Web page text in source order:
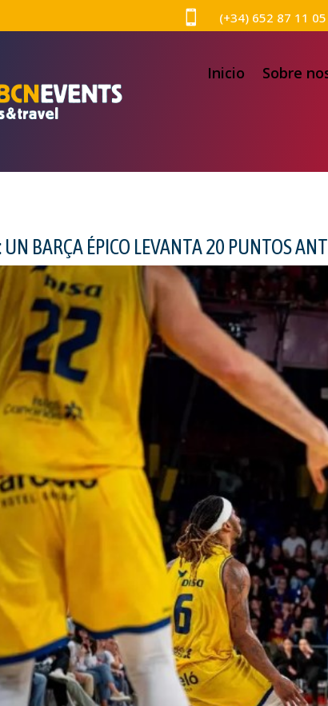
 (+34) 652 87 11 05
Inicio Sobre
BARÇA ÉPICO LEVANTA 20 PUNTOS